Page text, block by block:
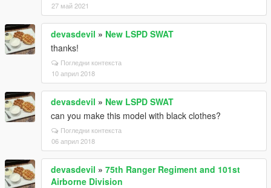
27 май 2021
devasdevil » New LSPD SWAT
thanks!
Погледни контекста
10 април 2018
devasdevil » New LSPD SWAT
can you make this model with black clothes?
Погледни контекста
06 април 2018
devasdevil » 75th Ranger Regiment and 101st
Airborne Division